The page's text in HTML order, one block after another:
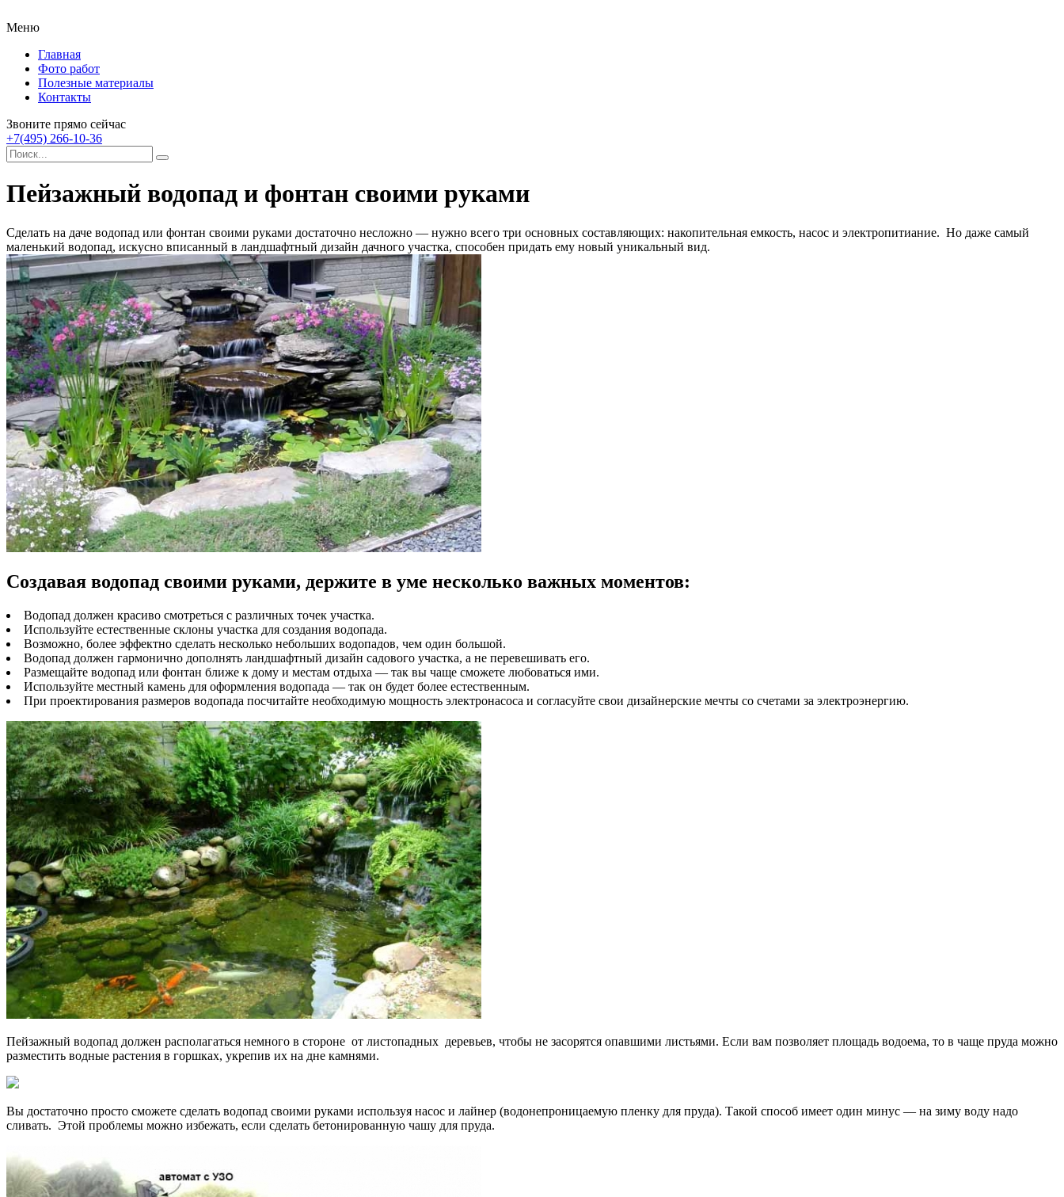
Меню
Главная
Фото работ
Полезные материалы
Контакты
Звоните прямо сейчас
+7(495) 266-10-36
Пейзажный водопад и фонтан своими руками
Сделать на даче водопад или фонтан своими руками достаточно несложно — нужно всего три основных составляющих: накопительная емкость, насос и электропитиание. Но даже самый
маленький водопад, искусно вписанный в ландшафтный дизайн дачного участка, способен придать ему новый уникальный вид.
Создавая водопад своими руками, держите в уме несколько важных моментов:
Водопад должен красиво смотреться с различных точек участка.
Используйте естественные склоны участка для создания водопада.
Возможно, более эффектно сделать несколько небольших водопадов, чем один большой.
Водопад должен гармонично дополнять ландшафтный дизайн садового участка, а не перевешивать его.
Размещайте водопад или фонтан ближе к дому и местам отдыха — так вы чаще сможете любоваться ими.
Используйте местный камень для оформления водопада — так он будет более естественным.
При проектирования размеров водопада посчитайте необходимую мощность электронасоса и согласуйте свои дизайнерские мечты со счетами за электроэнергию.
Пейзажный водопад должен располагаться немного в стороне от листопадных деревьев, чтобы не засорятся опавшими листьями. Если вам позволяет площадь водоема, то в чаще пруда можно
разместить водные растения в горшках, укрепив их на дне камнями.
Вы достаточно просто сможете сделать водопад своими руками используя насос и лайнер (водонепроницаемую пленку для пруда). Такой способ имеет один минус — на зиму воду надо
сливать. Этой проблемы можно избежать, если сделать бетонированную чашу для пруда.